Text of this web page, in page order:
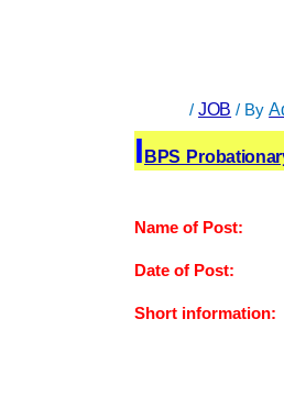
/ JOB / By
I BPS
Name of Post:
Date of Post:
Short information: